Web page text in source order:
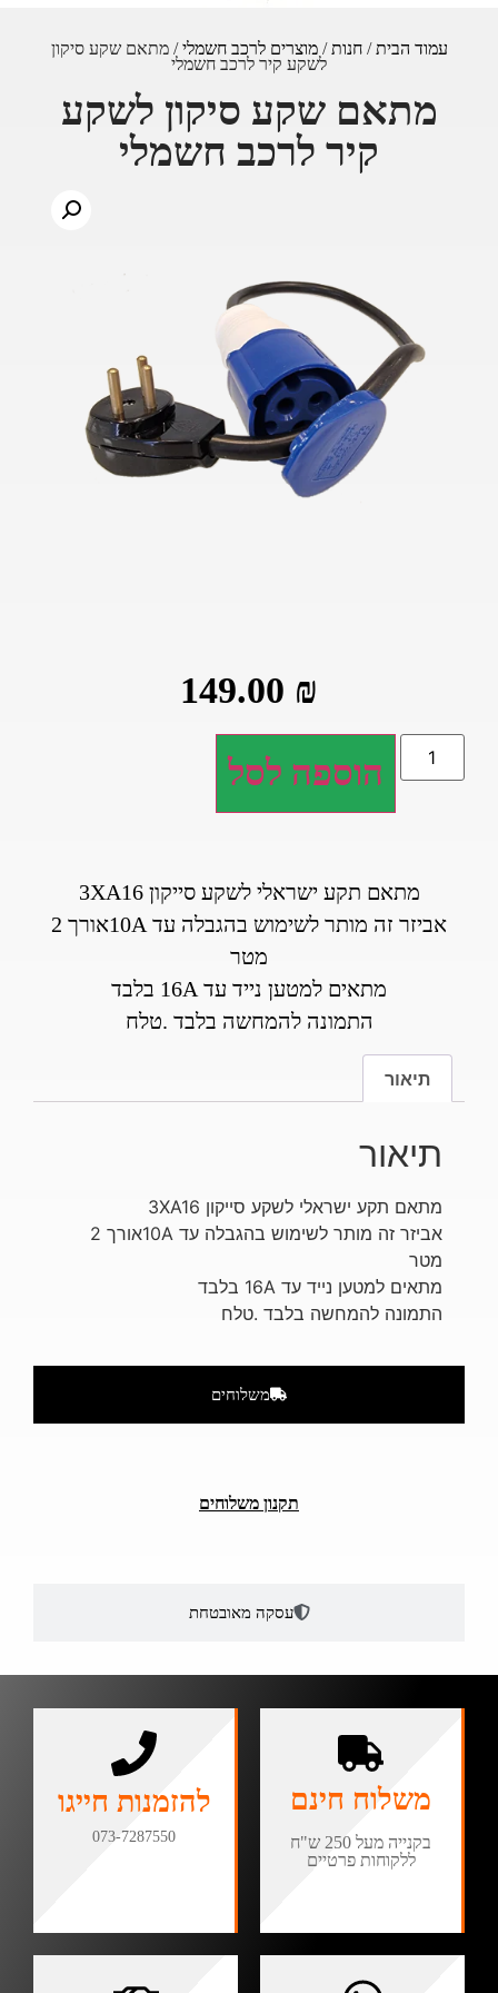
עמוד הבית/חנות/מוצרים לרכב חשמלי/ מתאם שקע סיקון
לשקע קיר לרכב חשמלי
מתאם שקע סיקון לשקע
קיר לרכב חשמלי
149.00₪
הוספה לסל
מתאם תקע ישראלי לשקע סייקון 3XA16
אביזר זה מותר לשימוש בהגבלה עד 10Aאורך 2
מטר
מתאים למטען נייד עד 16A בלבד
התמונה להמחשה בלבד .טלח
תיאור
תיאור
מתאם תקע ישראלי לשקע סייקון 3XA16
אביזר זה מותר לשימוש בהגבלה עד 10Aאורך 2
מטר
מתאים למטען נייד עד 16A בלבד
התמונה להמחשה בלבד .טלח
משלוחים
עסקה מאובטחת
תקנון משלוחים
משלוח חינם
בקנייה מעל 250 ש"ח
ללקוחות פרטיים
להזמנות חייגו
073-7287550